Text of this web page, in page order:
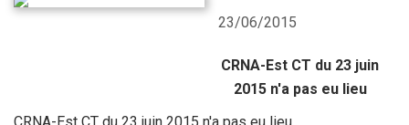
23/06/2015
CRNA-Est CT du 23 juin
2015 n'a pas eu lieu